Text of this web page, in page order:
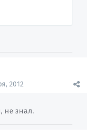
2012
не знал.